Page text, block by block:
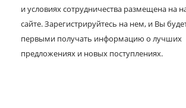
и условиях сотрудничества размещена на
сайте. Зарегистрируйтесь на нем, и Вы
первыми получать информацию о лучших
предложениях и новых поступлениях.